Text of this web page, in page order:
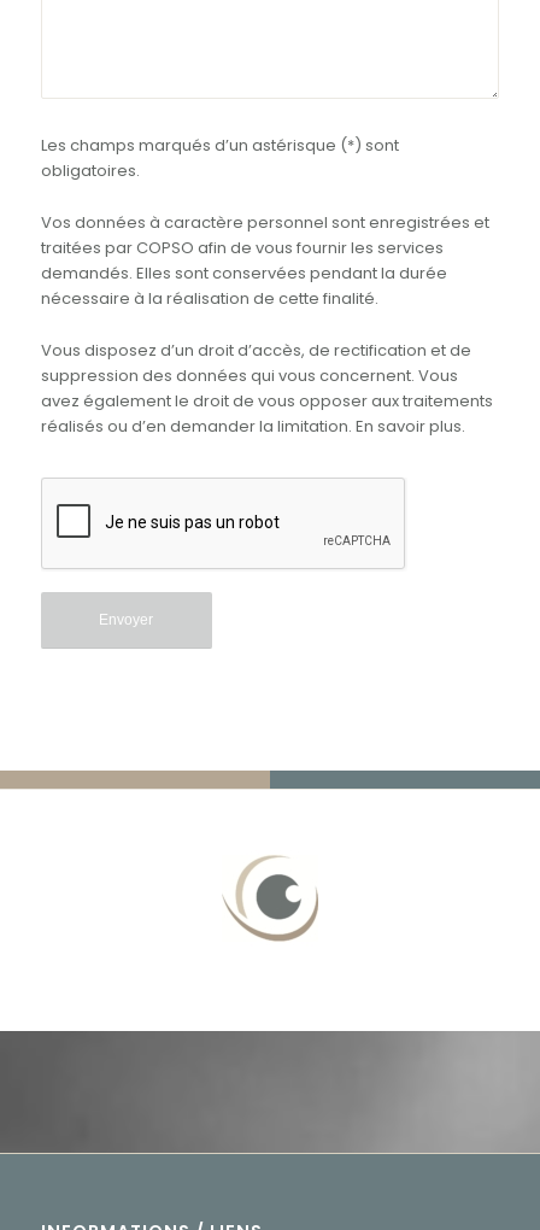
Les champs marqués d’un astérisque (*) sont
obligatoires.
Vos données à caractère personnel sont enregistrées et
traitées par COPSO afin de vous fournir les services
demandés. Elles sont conservées pendant la durée
nécessaire à la réalisation de cette finalité.
Vous disposez d’un droit d’accès, de rectification et de
suppression des données qui vous concernent. Vous
avez également le droit de vous opposer aux traitements
réalisés ou d’en demander la limitation. En savoir plus.